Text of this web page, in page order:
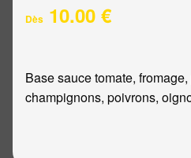
Dès 10.00 €
Base sauce tomate,
champignons, poivrons,